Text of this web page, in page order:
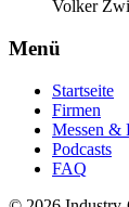
Volker
Menü
Startseite
Firmen
Messen &
Podcasts
FAQ